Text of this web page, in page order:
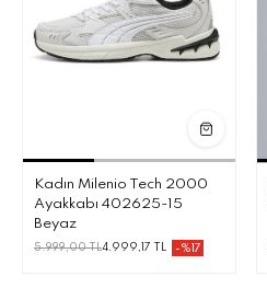
Kadın Milenio Tech 2000
Ayakkabı 402625-15
Beyaz
5.999,00 TL4.999,17 TL -%17